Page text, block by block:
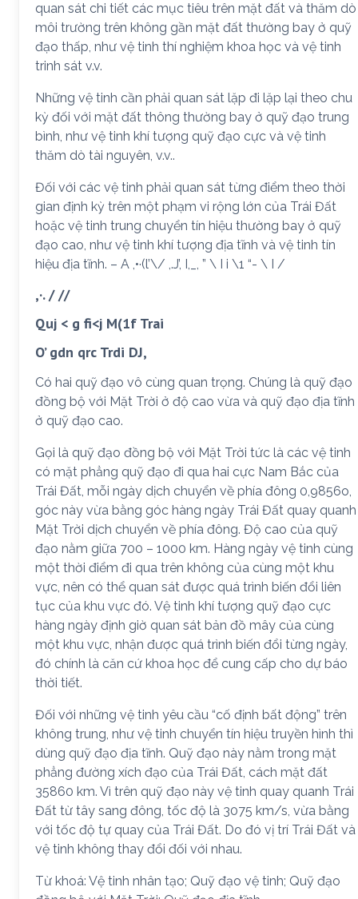
quan sát chi tiết các mục tiêu trên mặt đất và thăm dò
môi trường trên không gần mặt đất thường bay ở quỹ
đạo thấp, như vệ tinh thí nghiệm khoa học và vệ tinh
trinh sát v.v.
Những vệ tinh cần phải quan sát lặp đi lặp lại theo chu
kỳ đối với mặt đất thông thường bay ở quỹ đạo trung
bình, như vệ tinh khí tượng quỹ đạo cực và vệ tinh
thăm dò tài nguyên, v.v..
Đối với các vệ tinh phải quan sát từng điểm theo thời
gian định kỳ trên một phạm vi rộng lớn của Trái Đất
hoặc vệ tinh trung chuyển tín hiệu thường bay ở quỹ
đạo cao, như vệ tinh khí tượng địa tĩnh và vệ tinh tín
hiệu địa tĩnh. – A ,•·(l’\/ ,.J’, I,_, ” \ I i \1 “- \ I /
,·. / //
Quj < g fi<j M(1f Trai
O’ gdn qrc Trdi DJ,
Có hai quỹ đạo vô cùng quan trọng. Chúng là quỹ đạo
đồng bộ với Mặt Trời ở độ cao vừa và quỹ đạo địa tĩnh
ở quỹ đạo cao.
Gọi là quỹ đạo đồng bộ với Mặt Trời tức là các vệ tinh
có mặt phẳng quỹ đạo đi qua hai cực Nam Bắc của
Trái Đất, mỗi ngày dịch chuyển về phía đông 0,9856o,
góc này vừa bằng góc hàng ngày Trái Đất quay quanh
Mặt Trời dịch chuyển về phía đông. Độ cao của quỹ
đạo nằm giữa 700 – 1000 km. Hàng ngày vệ tinh cùng
một thời điểm đi qua trên không của cùng một khu
vực, nên có thể quan sát được quá trình biến đổi liên
tục của khu vực đó. Vệ tinh khí tượng quỹ đạo cực
hàng ngày định giờ quan sát bản đồ mây của cùng
một khu vực, nhận được quá trình biến đổi từng ngày,
đó chính là căn cứ khoa học để cung cấp cho dự báo
thời tiết.
Đối với những vệ tinh yêu cầu “cố định bất động” trên
không trung, như vệ tinh chuyển tín hiệu truyền hình thì
dùng quỹ đạo địa tĩnh. Quỹ đạo này nằm trong mặt
phẳng đường xích đạo của Trái Đất, cách mặt đất
35860 km. Vì trên quỹ đạo này vệ tinh quay quanh Trái
Đất từ tây sang đông, tốc độ là 3075 km/s, vừa bằng
với tốc độ tự quay của Trái Đất. Do đó vị trí Trái Đất và
vệ tinh không thay đổi đối với nhau.
Từ khoá: Vệ tinh nhân tạo; Quỹ đạo vệ tinh; Quỹ đạo